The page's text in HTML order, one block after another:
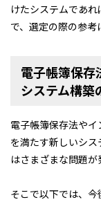
けたシステムであ
で、選定の際の参考
電子帳簿保存
システム構築
電子帳簿保存法や
を満たす新しいシ
はさまざまな問題が
そこで以下では、